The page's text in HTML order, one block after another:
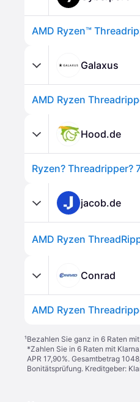
Galaxus
Hood.de
Ryzen? Threadripper?
jacob.de
Conrad
¹Bezahlen Sie ganz in 6 Raten
*Zahlen Sie in 6 Raten mit
APR 17,90%. Gesamtbetrag
Bonitätsprüfung. Kreditgeber: